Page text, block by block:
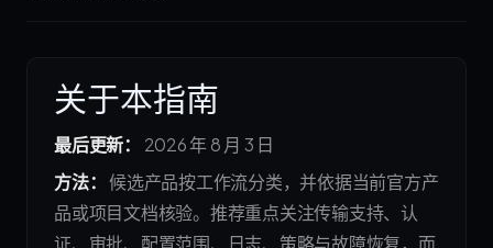
关于本指南
最后更新：
2026 年 8 月 3 日
方法： 候选产品按工作流分类，并依据当前官方产
品或项目文档核验。推荐重点关注传输支持、认